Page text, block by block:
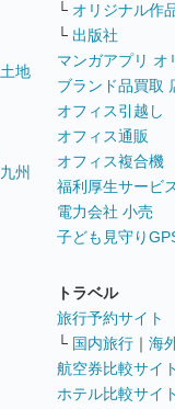
土地
九州
└ オリジナル作
└ 出版社
マンガアプリ オ
ブランド品買取
オフィス引越し
オフィス通販
オフィス複合機
福利厚生サービ
電力会社 小売
子ども見守り
トラベル
旅行予約サイト
└ 国内旅行 ｜ 海
航空券比較サイト
ホテル比較サイト